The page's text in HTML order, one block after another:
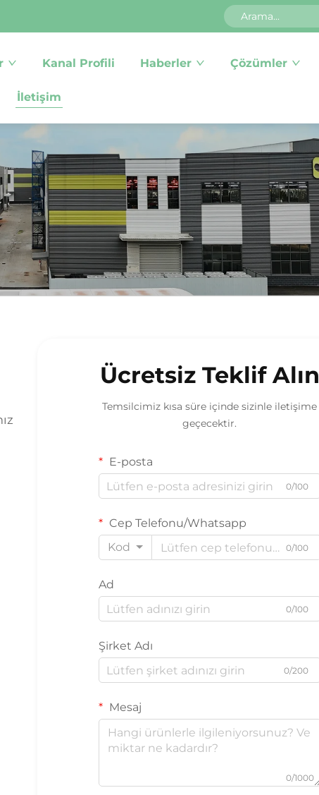
Kanal Profili Haberler Çözümler
İletişim
Ücretsiz Teklif Alın
Temsilcimiz kısa süre içinde sizinle iletişime
geçecektir.
E-posta
0/100
Cep Telefonu/Whatsapp
Kod
0/100
Ad
0/100
Şirket Adı
0/200
Mesaj
0/1000